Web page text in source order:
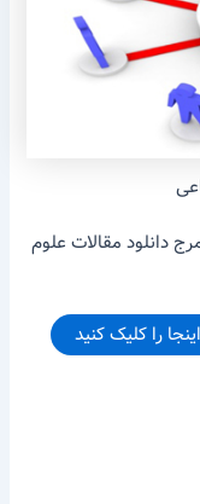
دانلود مقالات علوم